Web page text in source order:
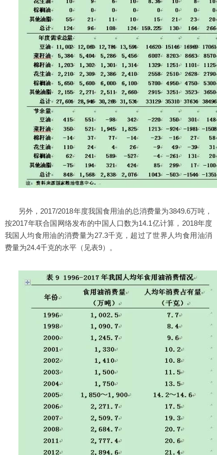
另外，2017/2018年度我国食用油的总消费量为3849.6万吨，
按2017年联合国网络发布的中国人口数为14.1亿计算，2018年度
我国人均食用油的消费量为27.3千克，超过了世界人均食用油消
费量为24.4千克的水平（见表9）。